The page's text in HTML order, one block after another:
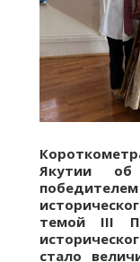
Якутии об
темой III
стало